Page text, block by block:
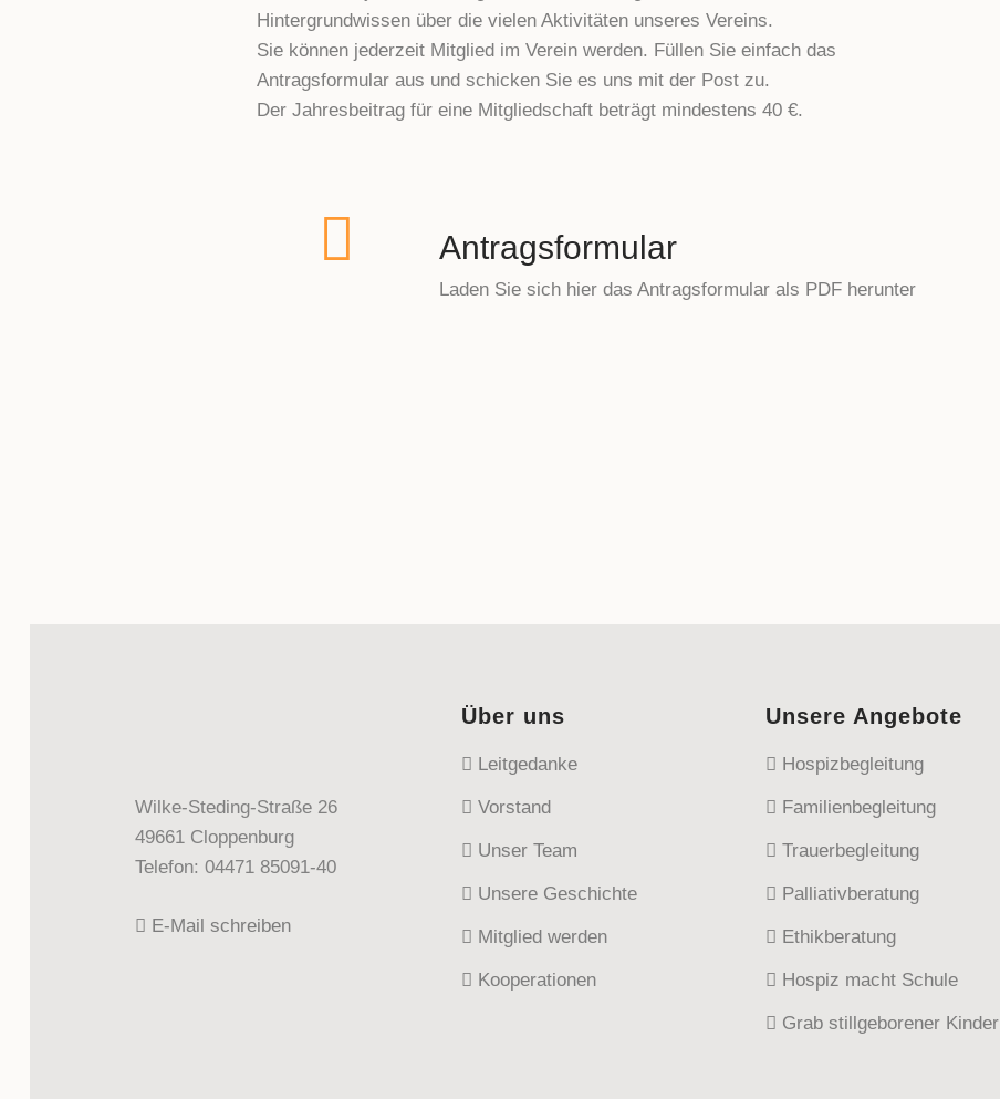
Hintergrundwissen über die vielen Aktivitäten unseres Vereins.
Sie können jederzeit Mitglied im Verein werden. Füllen Sie einfach das
Antragsformular aus und schicken Sie es uns mit der Post zu.
Der Jahresbeitrag für eine Mitgliedschaft beträgt mindestens 40 €.
Antragsformular
Laden Sie sich hier das Antragsformular als PDF herunter
Wilke-Steding-Straße 26
49661 Cloppenburg
Telefon: 04471 85091-40
E-Mail schreiben
Über uns
Leitgedanke
Vorstand
Unser Team
Unsere Geschichte
Mitglied werden
Kooperationen
Unsere Angebote
Hospizbegleitung
Familienbegleitung
Trauerbegleitung
Palliativberatung
Ethikberatung
Hospiz macht Schule
Grab stillgeborener Kinder